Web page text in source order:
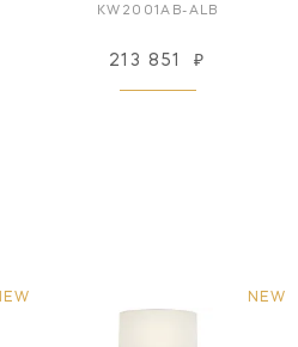
KW2001AB-ALB
213 851 ₽
NEW